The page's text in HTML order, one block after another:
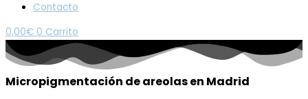
Contacto
0,00€ 0 Carrito
Micropigmentación de areolas en Madrid